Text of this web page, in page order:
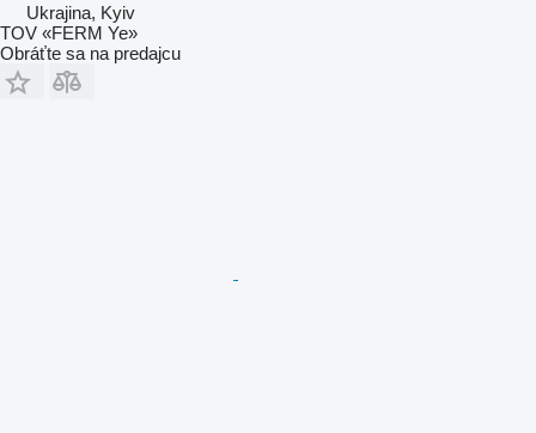
Ukrajina, Kyiv
TOV «FERM Ye»
Obráťte sa na predajcu